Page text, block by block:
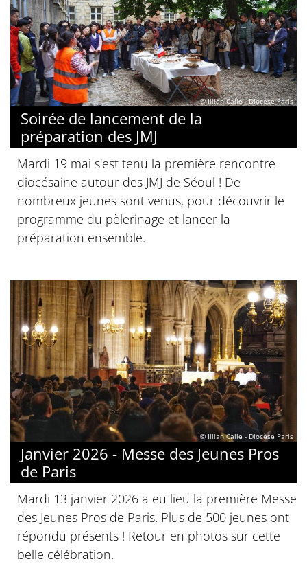
© Illian Calle - Diocèse Paris
Soirée de lancement de la
préparation des JMJ
Mardi 19 mai s'est tenu la première rencontre
diocésaine autour des JMJ de Séoul ! De
nombreux jeunes sont venus, pour découvrir le
programme du pèlerinage et lancer la
préparation ensemble.
© Illian Calle - Diocèse Paris
Janvier 2026 - Messe des Jeunes Pros
de Paris
Mardi 13 janvier 2026 a eu lieu la première Messe
des Jeunes Pros de Paris. Plus de 500 jeunes ont
répondu présents ! Retour en photos sur cette
belle célébration.